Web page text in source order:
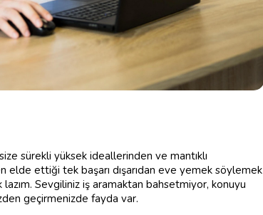
sürekli yüksek ideallerinden ve mantıklı
elde ettiği tek başarı dışarıdan eve yemek söylemek
lazım. Sevgiliniz iş aramaktan bahsetmiyor, konuyu
geçirmenizde fayda var.